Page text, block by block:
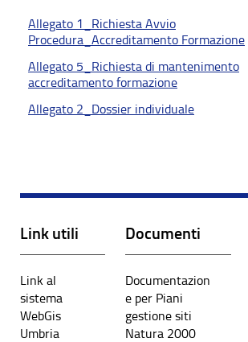
Allegato 1_Richiesta Avvio
Procedura_Accreditamento Formazione
Allegato 5_Richiesta di mantenimento
accreditamento formazione
Allegato 2_Dossier individuale
Link utili
Link al
sistema
WebGis
Umbria
Documenti
Documentazion
e per Piani
gestione siti
Natura 2000